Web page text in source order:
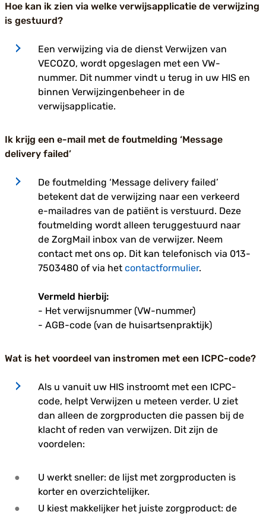
Hoe kan ik zien via welke verwijsapplicatie de verwijzing
is gestuurd?
Een verwijzing via de dienst Verwijzen van
VECOZO, wordt opgeslagen met een VW-
nummer. Dit nummer vindt u terug in uw HIS en
binnen Verwijzingenbeheer in de
verwijsapplicatie.
Ik krijg een e-mail met de foutmelding ‘Message
delivery failed’
De foutmelding ‘Message delivery failed’
betekent dat de verwijzing naar een verkeerd
e-mailadres van de patiënt is verstuurd. Deze
foutmelding wordt alleen teruggestuurd naar
de ZorgMail inbox van de verwijzer. Neem
contact met ons op. Dit kan telefonisch via 013-
7503480 of via het contactformulier.
Vermeld hierbij:
- Het verwijsnummer (VW-nummer)
- AGB-code (van de huisartsenpraktijk)
Wat is het voordeel van instromen met een ICPC-code?
Als u vanuit uw HIS instroomt met een ICPC-
code, helpt Verwijzen u meteen verder. U ziet
dan alleen de zorgproducten die passen bij de
klacht of reden van verwijzen. Dit zijn de
voordelen:
U werkt sneller: de lijst met zorgproducten is
korter en overzichtelijker.
U kiest makkelijker het juiste zorgproduct: de